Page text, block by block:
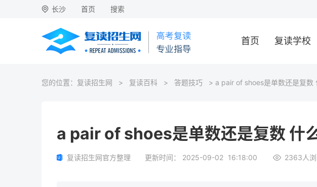
长沙 首页 搜索
首页 复读学校
您的位置： 复读招生网 > 复读百科 > 答题技巧 > a pair of shoes是单数还是复数
a pair of shoes是单数还是复数 什
复读招生网官方整理 更新时间： 2025-09-02 16:18:00 2363 人